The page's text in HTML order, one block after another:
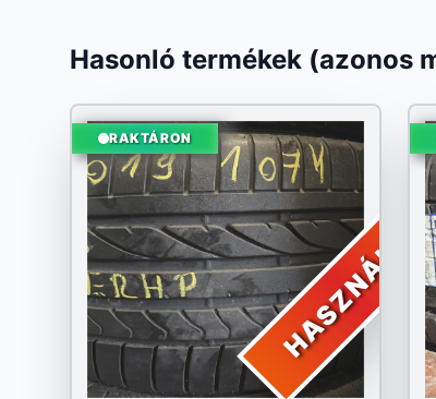
Hasonló termékek (azonos
HASZNÁLT
RAKTÁRON